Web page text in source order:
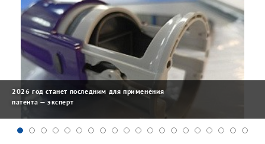
2026 год станет последним для применения
патента — эксперт